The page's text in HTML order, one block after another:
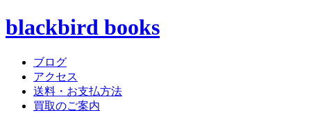
blackbird books
ブログ
アクセス
送料・お支払方法
買取のご案内